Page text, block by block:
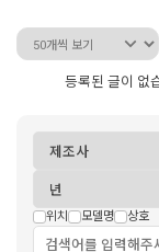
등록된 글이 없
위치
모델명 상호